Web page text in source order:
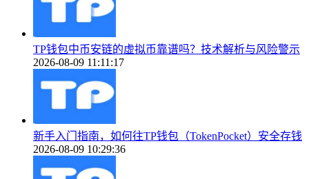
TP钱包中币安链的虚拟币靠谱吗？技术解析与风险警示
2026-08-09 11:11:17
新手入门指南，如何往TP钱包（TokenPocket）安全存钱
2026-08-09 10:29:36